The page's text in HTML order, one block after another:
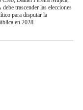
trascender las elecciones
para disputar la
en 2028.